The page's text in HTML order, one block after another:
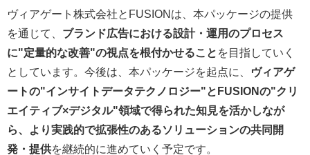
ヴィアゲート株式会社とFUSIONは、本パッケージの提供
を通じて、 ブランド広告における設計・運用のプロセス
に"定量的な改善"の視点を根付かせること を目指していく
としています。今後は、本パッケージを起点に、
ヴィアゲ
ートの"インサイトデータテクノロジー"とFUSIONの"クリ
エイティブ×デジタル"領域で得られた知見を活かしなが
ら、より実践的で拡張性のあるソリューションの共同開
発・提供を継続的に進めていく予定です。